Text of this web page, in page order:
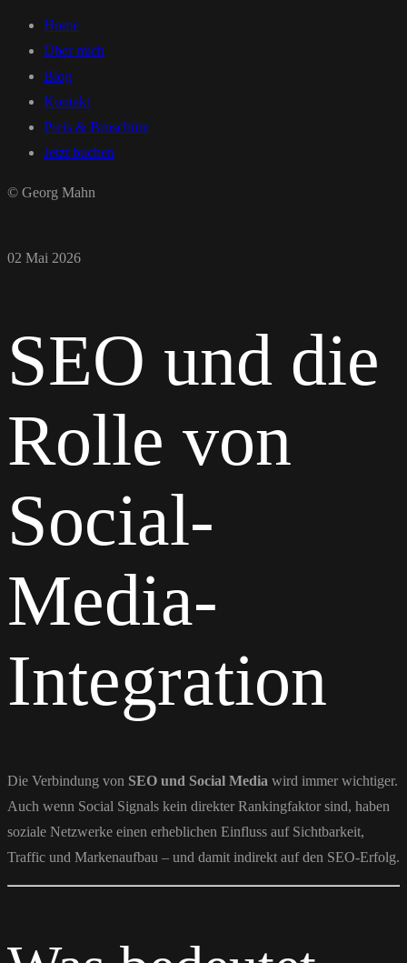
Home
Über mich
Blog
Kontakt
Preis & Broschüre
Jetzt buchen
© Georg Mahn
02 Mai 2026
SEO und die
Rolle von
Social-
Media-
Integration
Die Verbindung von SEO und Social Media wird immer wichtiger.
Auch wenn Social Signals kein direkter Rankingfaktor sind, haben
soziale Netzwerke einen erheblichen Einfluss auf Sichtbarkeit,
Traffic und Markenaufbau – und damit indirekt auf den SEO-Erfolg.